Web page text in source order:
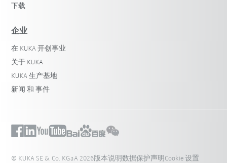
下载
企业
在 KUKA 开创事业
关于 KUKA
KUKA 生产基地
新闻 和 事件
© KUKA SE & Co. KGaA 2026版本说明数据保护声明 Cookie 设置